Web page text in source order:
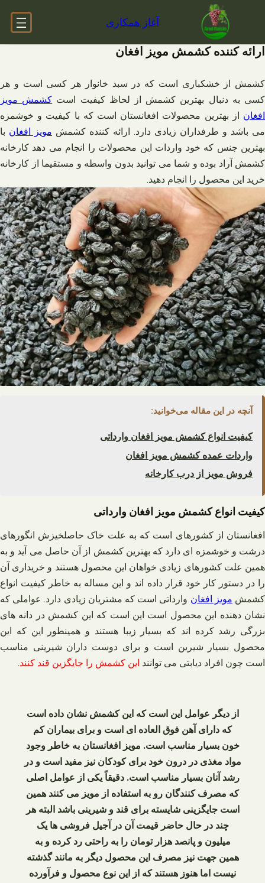
آغاز همکاری
ارائه کننده کشمش مویز افغان
کشمش از خشکباری است که در سبد خانوار هر کسی است و هر
کسی به دنبال بهترین کشمش از لحاظ کیفیت است کشمش مویز
افغان از بهترین محصولات افغانستان است که با کیفیت و خوشمزه
می باشد و طرفداران زیادی دارد. ارائه کننده کشمش مویز افغان با
بهترین جنس که خود واردات این محصولات را انجام می دهد کارخانه
کشمش آراد بوده و شما می توانید بدون واسطه و مستقیما از کارخانه
خرید این محصول را انجام دهید.
آنچه در این مقاله می‌خوانید:
کیفیت انواع کشمش مویز افغان وارداتی
واردات عمده کشمش مویز افغان
فروش مویز از درب کارخانه
کیفیت انواع کشمش مویز افغان وارداتی
افغانستان از کشورهای است که به علت خاک حاصلخیزش انگورهای
درشت و خوشمزه ای دارد که بهترین کشمش از آن حاصل می آید و به
همین علت کشورهای زیادی خواهان این محصول هستند و خریداری آن
را در دستور کار خود قرار داده اند و این مساله به خاطر کیفیت انواع
کشمش مویز افغان وارداتی است که مشتریان زیادی دارد. عواملی که
نشان دهنده این محصول است این است که این کشمش در دانه های
بزرگی رشد کرده اند که بسیار زیبا هستند و همینطور این که این
محصول بسیار شیرین است و برای دوست داران شیرینی مناسب
است چون افراد دیابتی می توانند این کشمش را جایگزین قند کنند.
از دیگر عوامل این است که این کشمش نشان داده است
که دارای آهن فوق العاده ای است و برای بیماران کم
خون بسیار مناسب است. مویز افغانستان به خاطر وجود
مواد مغذی در درون خود برای کودکان نیز مفید است و در
رشد آنان بسیار مناسب است. دقیقاً یکی از عوامل اصلی
که مصرف کنندگان رو به استفاده از مویز می‌ کنند همین
است جایگزینی شایسته برای قند و شیرینی باشد البته هر
چند در حال حاضر قیمت آن در آجیل فروشی‌ ها یک
میلیون و پانصد هزار تومان را به راحتی رد کرده و به
همین جهت نیز مصرف این محصول دیگر به مانند گذشته
نیست اما هنوز هستند که از این نوع محصول و فرآورده